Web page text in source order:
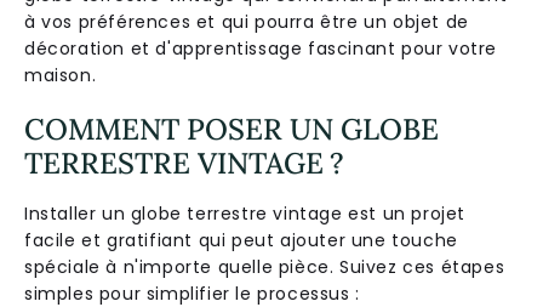
à vos préférences et qui pourra être un objet de
décoration et d'apprentissage fascinant pour votre
maison.
COMMENT POSER UN GLOBE
TERRESTRE VINTAGE ?
Installer un globe terrestre vintage est un projet
facile et gratifiant qui peut ajouter une touche
spéciale à n'importe quelle pièce. Suivez ces étapes
simples pour simplifier le processus :